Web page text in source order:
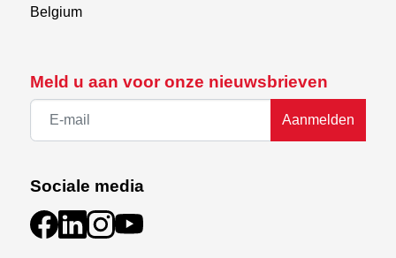
Meld u aan voor onze nieuwsbrieven
Aanmelden
Sociale media
Belgium